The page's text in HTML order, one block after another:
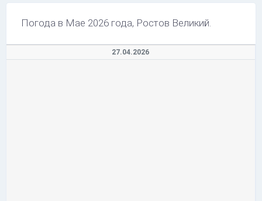
Погода в Мае 2026 года, Ростов Великий.
27.04.2026